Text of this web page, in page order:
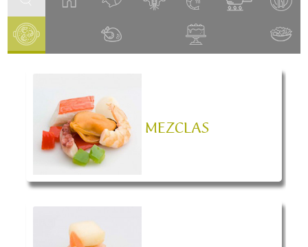
MEZCLAS